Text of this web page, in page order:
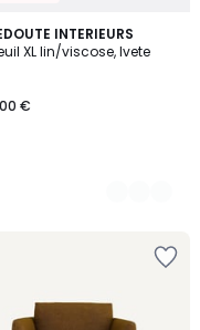
INTERIEURS
XL lin/viscose, Ivete
€